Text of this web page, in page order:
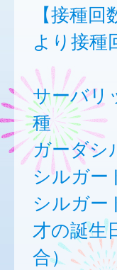
【接種
より接種
サーバリ
種
ガーダシ
シルガー
シルガー
才の誕生
合）